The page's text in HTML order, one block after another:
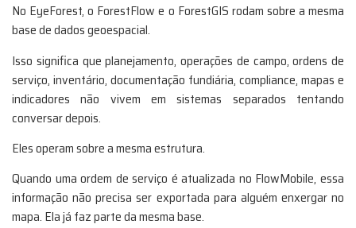
No EyeForest, o ForestFlow e o ForestGIS rodam sobre a mesma
base de dados geoespacial.
Isso significa que planejamento, operações de campo, ordens de
serviço, inventário, documentação fundiária, compliance, mapas e
indicadores não vivem em sistemas separados tentando
conversar depois.
Eles operam sobre a mesma estrutura.
Quando uma ordem de serviço é atualizada no FlowMobile, essa
informação não precisa ser exportada para alguém enxergar no
mapa. Ela já faz parte da mesma base.